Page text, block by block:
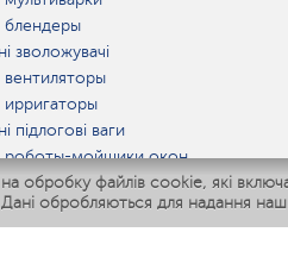
файлів cookie, які
обробляються для надання
зволожувачі
підлогові ваги
роботы-мойщики окон
мультиварки
IQ Home